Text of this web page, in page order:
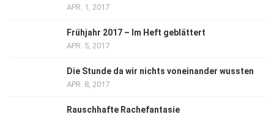
APR. 1, 2017
Frühjahr 2017 – Im Heft geblättert
APR. 5, 2017
Die Stunde da wir nichts voneinander wussten
APR. 8, 2017
Rauschhafte Rachefantasie